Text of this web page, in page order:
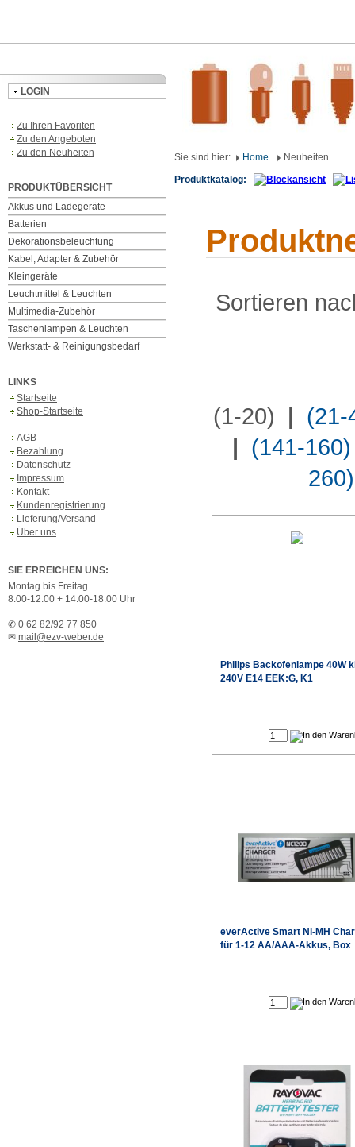
LOGIN
Zu Ihren Favoriten
Zu den Angeboten
Zu den Neuheiten
PRODUKTÜBERSICHT
Akkus und Ladegeräte
Batterien
Dekorationsbeleuchtung
Kabel, Adapter & Zubehör
Kleingeräte
Leuchtmittel & Leuchten
Multimedia-Zubehör
Taschenlampen & Leuchten
Werkstatt- & Reinigungsbedarf
LINKS
Startseite
Shop-Startseite
AGB
Bezahlung
Datenschutz
Impressum
Kontakt
Kundenregistrierung
Lieferung/Versand
Über uns
SIE ERREICHEN UNS:
Montag bis Freitag
8:00-12:00 + 14:00-18:00 Uhr
✆ 0 62 82/92 77 850
✉ mail@ezv-weber.de
Sie sind hier: Home
Neuheiten
Produktkatalog:
Sortieren
(1-20) | (21-
| (141-160)
260)
Philips Backofenlampe 40W
240V E14 EEK:G, K1
everActive Smart Ni-MH
für 1-12 AA/AAA-Akkus, Box